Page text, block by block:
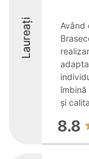
Laureați
Având
îmbină
și
8.8